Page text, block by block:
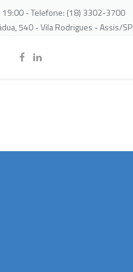
19:00 - Telefone: (18) 3302-3700
540 - Vila Rodrigues - Assis/SP